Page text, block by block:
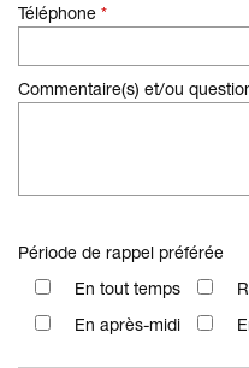
Téléphone *
Commentaire(s) et/ou
Période de rappel préférée
En tout temps
En après-midi